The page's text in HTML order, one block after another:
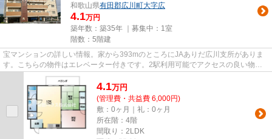
和歌山県有田郡広川町大字広
4.1万円
築年数：築35年 ｜募集中： 1室
階数：5階建
宝マンションの詳しい情報。家から393mのところにJAありだ広川支所がありま
す。こちらの物件はエレベーター付きです。2駅利用可能でアクセスの良い物件
です。当社スタッフが地域の賃貸...
4.1万円
(管理費・共益費 6,000円)
敷：0ヶ月｜礼：0ヶ月
所在階：4階
間取り：2LDK